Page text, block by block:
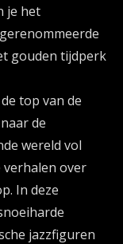
je het
gouden tijdperk
top van de
de
wereld vol
verhalen over
In deze
jazzfiguren